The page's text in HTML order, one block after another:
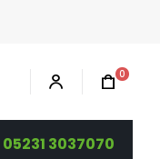
0
05231 3037070